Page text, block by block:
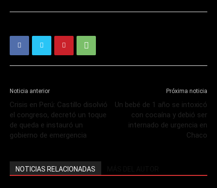
Noticia anterior
Crisis en Perú: Castillo disolvió
el congreso, decretó un toque
de queda e instauró un
gobierno de emergencia
Próxima noticia
Un bebé de 1 año se intoxicó
con cocaína y debió ser
internado de urgencia en
Chaco
NOTICIAS RELACIONADAS